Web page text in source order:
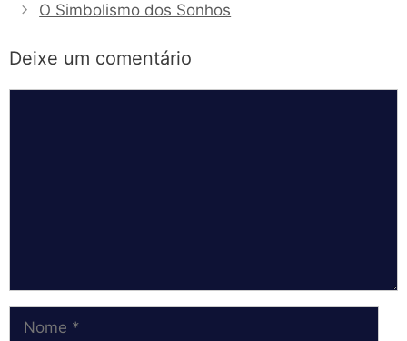
O Simbolismo dos Sonhos
Deixe um comentário